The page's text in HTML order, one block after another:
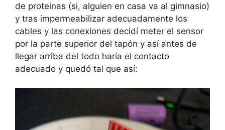
de proteinas (si, alguien en casa va al gimnasio)
y tras impermeabilizar adecuadamente los
cables y las conexiones decidí meter el sensor
por la parte superior del tapón y así antes de
llegar arriba del todo haría el contacto
adecuado y quedó tal que así: